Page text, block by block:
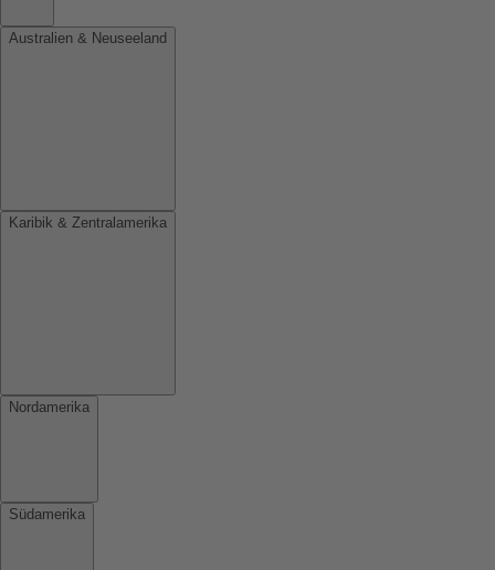
Australien & Neuseeland
Karibik & Zentralamerika
Nordamerika
Südamerika